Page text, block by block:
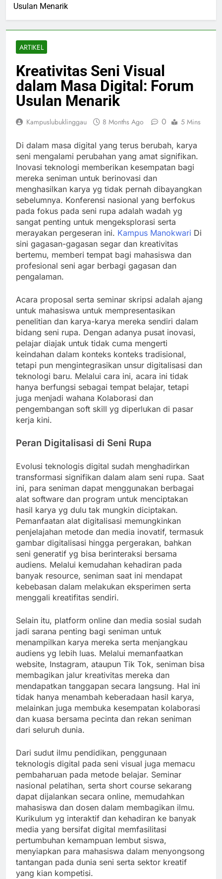
Usulan Menarik
ARTIKEL
Kreativitas Seni Visual
dalam Masa Digital: Forum
Usulan Menarik
Kampuslubuklinggau 8 Months Ago 0 5 Mins
Di dalam masa digital yang terus berubah, karya
seni mengalami perubahan yang amat signifikan.
Inovasi teknologi memberikan kesempatan bagi
mereka seniman untuk berinovasi dan
menghasilkan karya yg tidak pernah dibayangkan
sebelumnya. Konferensi nasional yang berfokus
pada fokus pada seni rupa adalah wadah yg
sangat penting untuk mengeksplorasi serta
merayakan pergeseran ini. Kampus Manokwari Di
sini gagasan-gagasan segar dan kreativitas
bertemu, memberi tempat bagi mahasiswa dan
profesional seni agar berbagi gagasan dan
pengalaman.
Acara proposal serta seminar skripsi adalah ajang
untuk mahasiswa untuk mempresentasikan
penelitian dan karya-karya mereka sendiri dalam
bidang seni rupa. Dengan adanya pusat inovasi,
pelajar diajak untuk tidak cuma mengerti
keindahan dalam konteks konteks tradisional,
tetapi pun mengintegrasikan unsur digitalisasi dan
teknologi baru. Melalui cara ini, acara ini tidak
hanya berfungsi sebagai tempat belajar, tetapi
juga menjadi wahana Kolaborasi dan
pengembangan soft skill yg diperlukan di pasar
kerja kini.
Peran Digitalisasi di Seni Rupa
Evolusi teknologis digital sudah menghadirkan
transformasi signifikan dalam alam seni rupa. Saat
ini, para seniman dapat menggunakan berbagai
alat software dan program untuk menciptakan
hasil karya yg dulu tak mungkin diciptakan.
Pemanfaatan alat digitalisasi memungkinkan
penjelajahan metode dan media inovatif, termasuk
gambar digitalisasi hingga pergerakan, bahkan
seni generatif yg bisa berinteraksi bersama
audiens. Melalui kemudahan kehadiran pada
banyak resource, seniman saat ini mendapat
kebebasan dalam melakukan eksperimen serta
menggali kreatifitas sendiri.
Selain itu, platform online dan media sosial sudah
jadi sarana penting bagi seniman untuk
menampilkan karya mereka serta menjangkau
audiens yg lebih luas. Melalui memanfaatkan
website, Instagram, ataupun Tik Tok, seniman bisa
membagikan jalur kreativitas mereka dan
mendapatkan tanggapan secara langsung. Hal ini
tidak hanya menambah keberadaan hasil karya,
melainkan juga membuka kesempatan kolaborasi
dan kuasa bersama pecinta dan rekan seniman
dari seluruh dunia.
Dari sudut ilmu pendidikan, penggunaan
teknologis digital pada seni visual juga memacu
pembaharuan pada metode belajar. Seminar
nasional pelatihan, serta short course sekarang
dapat dijalankan secara online, memudahkan
mahasiswa dan dosen dalam membagikan ilmu.
Kurikulum yg interaktif dan kehadiran ke banyak
media yang bersifat digital memfasilitasi
pertumbuhan kemampuan lembut siswa,
menyiapkan para mahasiswa dalam menyongsong
tantangan pada dunia seni serta sektor kreatif
yang kian kompetisi.